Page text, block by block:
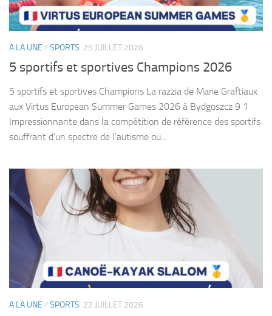
A LA UNE / SPORTS 25 JUILLET 2026
5 sportifs et sportives Champions 2026
5 sportifs et sportives Champions La razzia de Marie Graftiaux
aux Virtus European Summer Games 2026 à Bydgoszcz 9 1
Impressionnante dans la compétition de référence des sportifs
souffrant d’un spectre de l’autisme ou...
A LA UNE / SPORTS 22 JUILLET 2026